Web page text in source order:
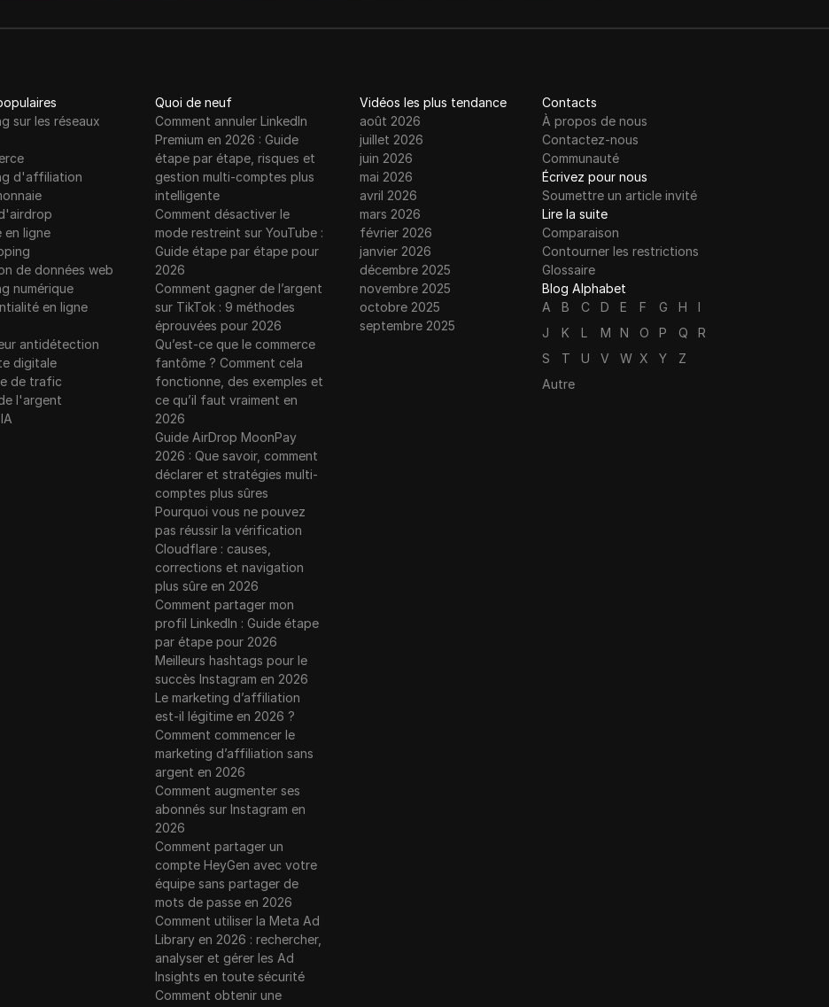
sur les réseaux
d'affiliation
en ligne
de données web
numérique
en ligne
antidétection
digitale
de trafic
l'argent
Quoi de neuf
Comment annuler LinkedIn
Premium en 2026 : Guide
étape par étape, risques et
gestion multi-comptes plus
intelligente
Comment désactiver le
mode restreint sur YouTube :
Guide étape par étape pour
2026
Comment gagner de l’argent
sur TikTok : 9 méthodes
éprouvées pour 2026
Qu’est-ce que le commerce
fantôme ? Comment cela
fonctionne, des exemples et
ce qu’il faut vraiment en
2026
Guide AirDrop MoonPay
2026 : Que savoir, comment
déclarer et stratégies multi-
comptes plus sûres
Pourquoi vous ne pouvez
pas réussir la vérification
Cloudflare : causes,
corrections et navigation
plus sûre en 2026
Comment partager mon
profil LinkedIn : Guide étape
par étape pour 2026
Meilleurs hashtags pour le
succès Instagram en 2026
Le marketing d’affiliation
est-il légitime en 2026 ?
Comment commencer le
marketing d’affiliation sans
argent en 2026
Comment augmenter ses
abonnés sur Instagram en
2026
Comment partager un
compte HeyGen avec votre
équipe sans partager de
mots de passe en 2026
Comment utiliser la Meta Ad
Library en 2026 : rechercher,
analyser et gérer les Ad
Insights en toute sécurité
Comment obtenir une
Vidéos les plus tendance
août 2026
juillet 2026
juin 2026
mai 2026
avril 2026
mars 2026
février 2026
janvier 2026
décembre 2025
novembre 2025
octobre 2025
septembre 2025
Contacts
À propos de nous
Contactez-nous
Communauté
Écrivez pour nous
Soumettre un article invité
Lire la suite
Comparaison
Contourner les restrictions
Glossaire
Blog Alphabet
A
B C D E F G H
I
J
K L M N O P Q
R
S
T U V W X Y
Z
Autre